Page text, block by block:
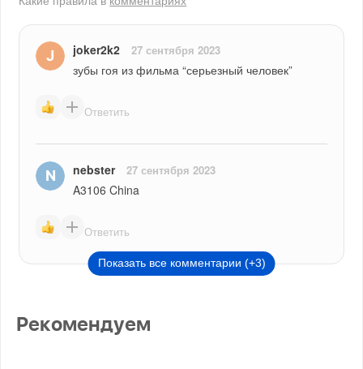
joker2k2 27 сентября 2023
зубы гоя из фильма “серьезный человек”
Ответить
nebster 27 сентября 2023
A3106 China
Ответить
Показать все комментарии (+3)
Рекомендуем